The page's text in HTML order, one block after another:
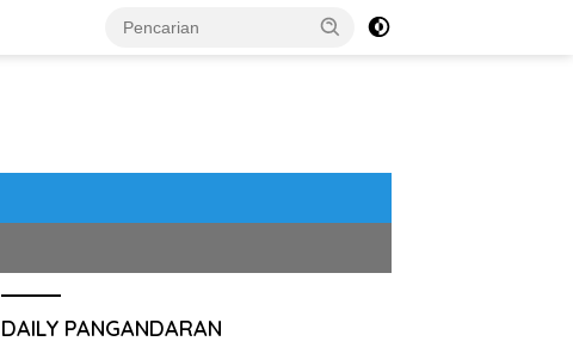
DAILY PANGANDARAN